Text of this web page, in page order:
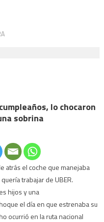
lo chocaron
sobrina
atrás el coche que manejaba
trabajar de UBER.
hijos y una
el día en que estrenaba su
ocurrió en la ruta nacional